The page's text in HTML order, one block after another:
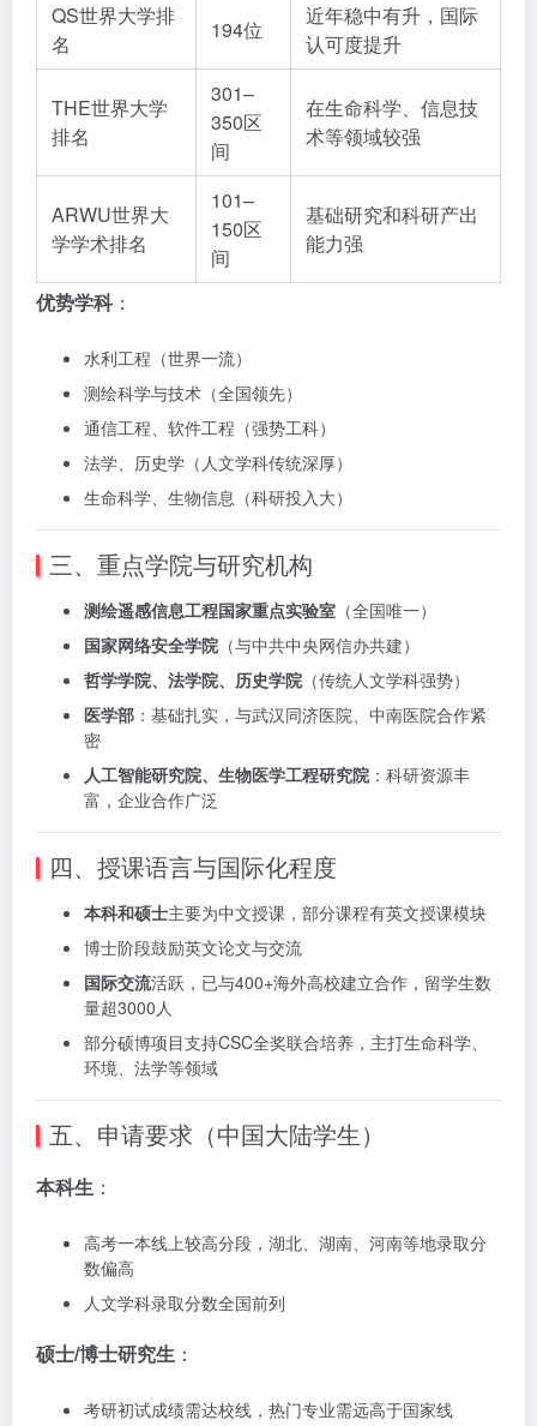
QS世界大学排
名
194位
近年稳中有升，国际
认可度提升
THE世界大学
排名
301–
350区
间
在生命科学、信息技
术等领域较强
ARWU世界大
学学术排名
101–
150区
间
基础研究和科研产出
能力强
优势学科：
水利工程（世界一流）
测绘科学与技术（全国领先）
通信工程、软件工程（强势工科）
法学、历史学（人文学科传统深厚）
生命科学、生物信息（科研投入大）
三、重点学院与研究机构
测绘遥感信息工程国家重点实验室 （全国唯一）
国家网络安全学院 （与中共中央网信办共建）
哲学学院、法学院、历史学院 （传统人文学科强势）
医学部 ：基础扎实，与武汉同济医院、中南医院合作紧
密
人工智能研究院、生物医学工程研究院 ：科研资源丰
富，企业合作广泛
四、授课语言与国际化程度
本科和硕士主要为中文授课，部分课程有英文授课模块
博士阶段鼓励英文论文与交流
国际交流活跃，已与400+海外高校建立合作，留学生数
量超3000人
部分硕博项目支持CSC全奖联合培养，主打生命科学、
环境、法学等领域
五、申请要求（中国大陆学生）
本科生 ：
高考一本线上较高分段，湖北、湖南、河南等地录取分
数偏高
人文学科录取分数全国前列
硕士/博士研究生 ：
考研初试成绩需达校线，热门专业需远高于国家线